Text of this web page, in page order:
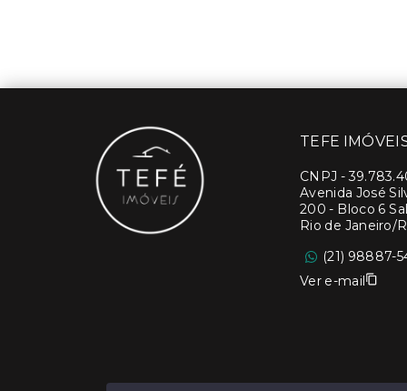
TEFE
CNPJ -
Avenida José
200 - Bloco 6
Rio de Janeiro/
(21) 98887-
Ver e-mail